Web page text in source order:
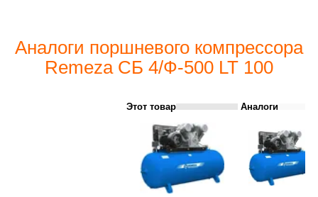
Аналоги поршневого компрессора
Remeza СБ 4/Ф-500 LT 100
Этот товар Аналоги